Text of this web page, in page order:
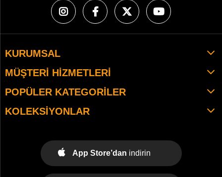
KURUMSAL
MÜŞTERI HIZMETLERI
POPÜLER KATEGORILER
KOLEKSIYONLAR
App Store’dan indirin